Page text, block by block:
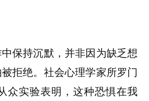
保持沉默，并非因为缺乏想
拒绝。社会心理学家所罗门
众实验表明，这种恐惧在我